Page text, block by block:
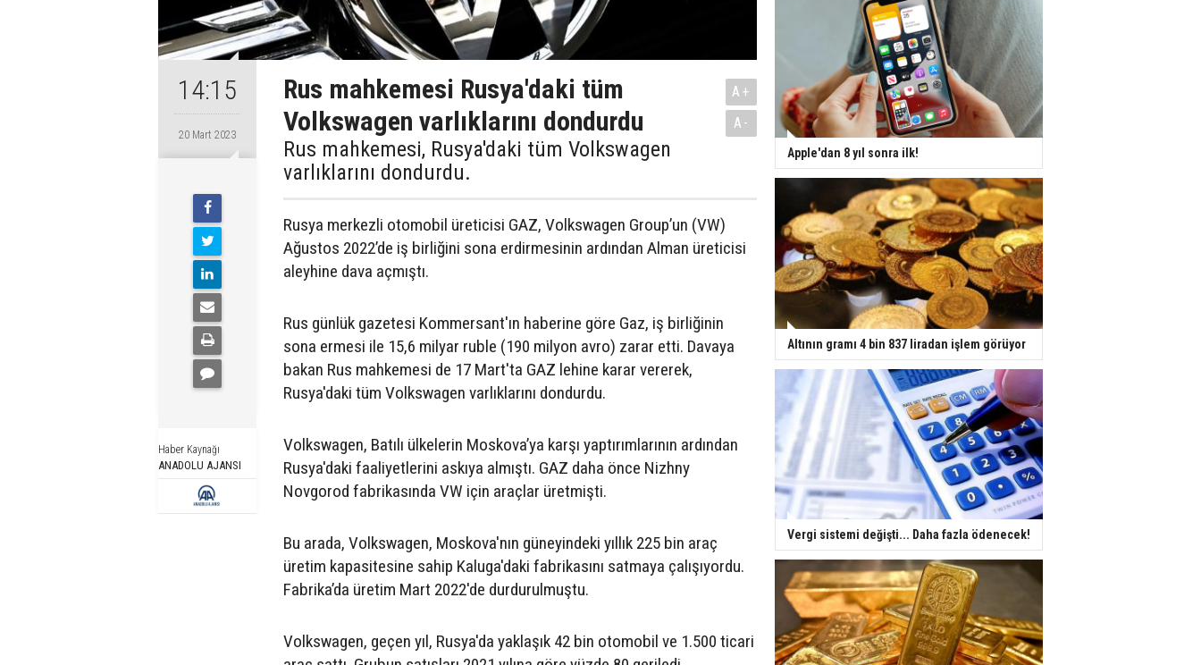
14:15
20 Mart 2023
Haber Kaynağı
ANADOLU AJANSI
Rus mahkemesi Rusya'daki tüm
Volkswagen varlıklarını dondurdu
Rus mahkemesi, Rusya'daki tüm Volkswagen
varlıklarını dondurdu.
A+
A-
Rusya merkezli otomobil üreticisi GAZ, Volkswagen Group’un (VW)
Ağustos 2022’de iş birliğini sona erdirmesinin ardından Alman üreticisi
aleyhine dava açmıştı.
Rus günlük gazetesi Kommersant'ın haberine göre Gaz, iş birliğinin
sona ermesi ile 15,6 milyar ruble (190 milyon avro) zarar etti. Davaya
bakan Rus mahkemesi de 17 Mart'ta GAZ lehine karar vererek,
Rusya'daki tüm Volkswagen varlıklarını dondurdu.
Volkswagen, Batılı ülkelerin Moskova’ya karşı yaptırımlarının ardından
Rusya'daki faaliyetlerini askıya almıştı. GAZ daha önce Nizhny
Novgorod fabrikasında VW için araçlar üretmişti.
Bu arada, Volkswagen, Moskova'nın güneyindeki yıllık 225 bin araç
üretim kapasitesine sahip Kaluga'daki fabrikasını satmaya çalışıyordu.
Fabrika’da üretim Mart 2022'de durdurulmuştu.
Volkswagen, geçen yıl, Rusya'da yaklaşık 42 bin otomobil ve 1.500 ticari
Apple'dan 8 yıl sonra ilk!
Altının gramı 4 bin 837 liradan işlem görüyor
Vergi sistemi değişti... Daha fazla ödenecek!